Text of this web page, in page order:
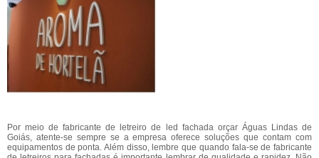
Por meio de fabricante de letreiro de led fachada orçar Águas Lindas de
Goiás, atente-se sempre se a empresa oferece soluções que contam com
equipamentos de ponta. Além disso, lembre que quando fala-se de fabricante